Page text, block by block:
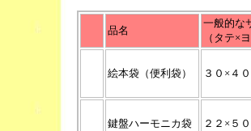
品名
一般的な
（タテ×
絵本袋（便利袋） ３０×４
鍵盤ハーモニカ袋 ２２×５